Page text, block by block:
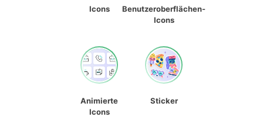
Icons
Benutzeroberflächen-
Icons
Animierte
Icons
Sticker